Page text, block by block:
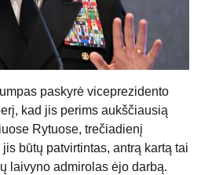
paskyrė viceprezidento
kad jis perims aukščiausią
Rytuose, trečiadienį
būtų patvirtintas, antrą kartą tai
laivyno admirolas ėjo darbą.